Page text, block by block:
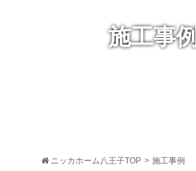
施工事例
ニッカホーム八王子TOP > 施工事例